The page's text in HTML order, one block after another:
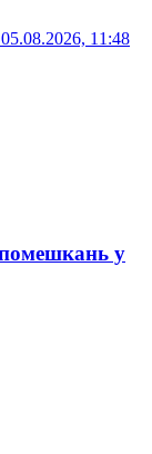
05.08.2026, 11:48
у